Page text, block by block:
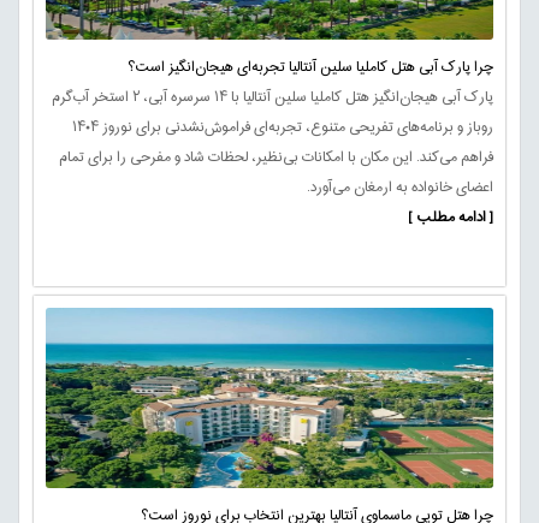
چرا پارک آبی هتل کاملیا سلین آنتالیا تجربه‌ای هیجان‌انگیز است؟
پارک آبی هیجان‌انگیز هتل کاملیا سلین آنتالیا با ۱۴ سرسره آبی، ۲ استخر آب‌گرم
روباز و برنامه‌های تفریحی متنوع، تجربه‌ای فراموش‌نشدنی برای نوروز ۱۴۰۴
فراهم می‌کند. این مکان با امکانات بی‌نظیر، لحظات شاد و مفرحی را برای تمام
اعضای خانواده به ارمغان می‌آورد.
[ ادامه مطلب ]
چرا هتل تویی ماسماوی آنتالیا بهترین انتخاب برای نوروز است؟